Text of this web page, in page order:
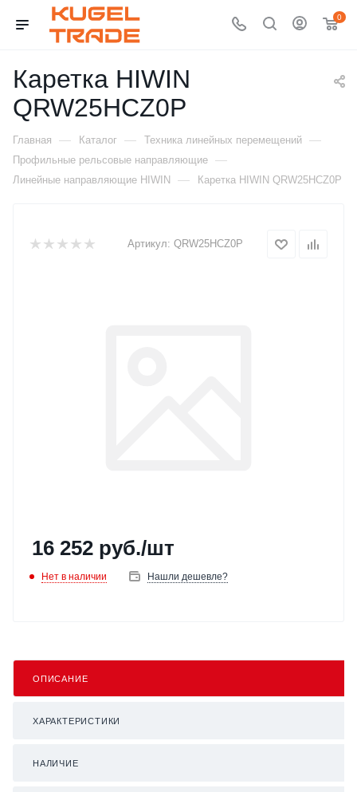
0
Каретка HIWIN
QRW25HCZ0P
Главная — Каталог — Техника линейных перемещений —
Профильные рельсовые направляющие —
Линейные направляющие HIWIN — Каретка HIWIN QRW25HCZ0P
Артикул: QRW25HCZ0P
16 252 руб./шт
Нет в наличии Нашли дешевле?
ОПИСАНИЕ
ХАРАКТЕРИСТИКИ
НАЛИЧИЕ